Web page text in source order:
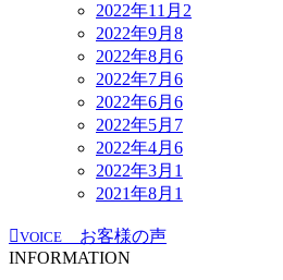
2022年11月 2
2022年9月 8
2022年8月 6
2022年7月 6
2022年6月 6
2022年5月 7
2022年4月 6
2022年3月 1
2021年8月 1
VOICE
お客様の声
INFORMATION